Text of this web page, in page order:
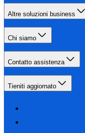
Altre soluzioni business
Chi siamo
Contatto assistenza
Tieniti aggiornato